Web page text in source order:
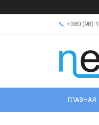
+380 (98)
ГЛАВНАЯ